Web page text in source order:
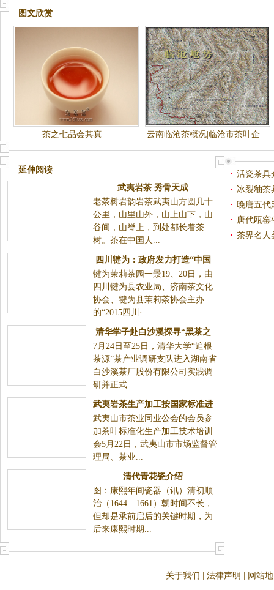
图文欣赏
茶之七品会其真
云南临沧茶概况|临沧市茶叶企
业介绍 Zt
延伸阅读
武夷岩茶 秀骨天成
老茶树岩韵岩茶武夷山方圆几十
公里，山里山外，山上山下，山
谷间，山脊上，到处都长着茶
树。茶在中国人...
四川犍为：政府发力打造“中国
茉莉茶之都”
犍为茉莉茶园一景19、20日，由
四川犍为县农业局、济南茶文化
协会、犍为县茉莉茶协会主办
的“2015四川·...
清华学子赴白沙溪探寻“黑茶之
源”
7月24日至25日，清华大学“追根
茶源”茶产业调研支队进入湖南省
白沙溪茶厂股份有限公司实践调
研并正式...
武夷岩茶生产加工按国家标准进
行
武夷山市茶业同业公会的会员参
加茶叶标准化生产加工技术培训
会5月22日，武夷山市市场监督管
理局、茶业...
清代青花瓷介绍
图：康熙年间瓷器（讯）清初顺
治（1644—1661）朝时间不长，
但却是承前启后的关键时期，为
后来康熙时期...
活瓷茶具
冰裂釉茶
晚唐五代
唐代瓯窑
茶界名人
关于我们 法律声明 网站